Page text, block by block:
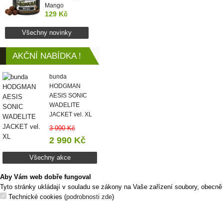
Mango
129 Kč
Všechny novinky
AKČNÍ NABÍDKA !
bunda
HODGMAN
AESIS SONIC
WADELITE
JACKET vel. XL
3 990 Kč
2 990 Kč
Všechny akce
Aby Vám web dobře fungoval
Tyto stránky ukládají v souladu se zákony na Vaše zařízení soubory,
Technické cookies (podrobnosti zde)